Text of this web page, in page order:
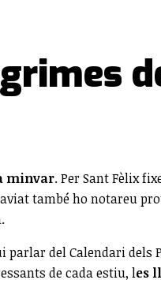
minvar. Per Sant Fèlix
també ho notareu
del Calendari dels
de cada estiu, les